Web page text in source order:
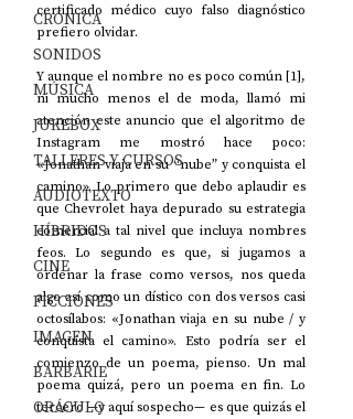
CRÓNICA
SONIDOS
MÚSICA
JUKEBOX
TALLERES Y CURSOS
AUDIOTEXTO
HÍBRIDOS
CINE
FICCIONES
IMAGEN
BARBARIE
ORÁCULO
certificado médico cuyo falso diagnóstico
prefiero olvidar.
Y aunque el nombre no es poco común [1],
ni mucho menos el de moda, llamó mi
atención este anuncio que el algoritmo de
Instagram me mostró hace poco:
«Jonathan viaja en su “nube” y conquista el
camino». Lo primero que debo aplaudir es
que Chevrolet haya depurado su estrategia
comercial a tal nivel que incluya nombres
feos. Lo segundo es que, si jugamos a
ordenar la frase como versos, nos queda
algo así como un dístico con dos versos casi
octosílabos: «Jonathan viaja en su nube / y
conquista el camino». Esto podría ser el
comienzo de un poema, pienso. Un mal
poema quizá, pero un poema en fin. Lo
tercero —y aquí sospecho— es que quizás el